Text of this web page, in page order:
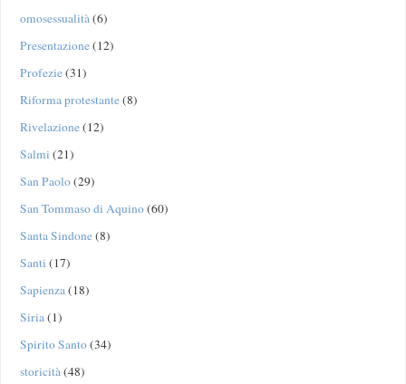
omosessualità(6)
Presentazione(12)
Profezie(31)
Riforma protestante(8)
Rivelazione(12)
Salmi (21)
San Paolo(29)
San Tommaso di Aquino(60)
Santa Sindone(8)
Santi (17)
Sapienza(18)
Siria(1)
Spirito Santo(34)
storicità(48)